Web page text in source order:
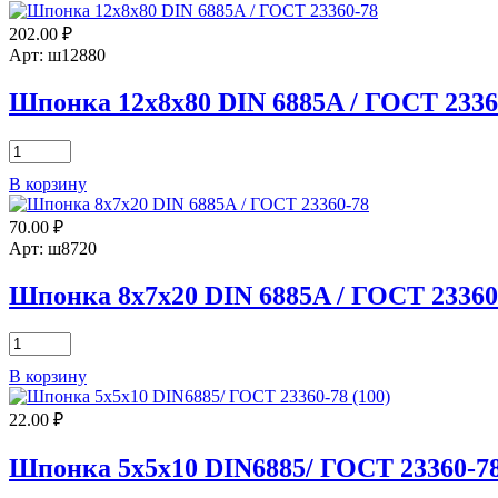
202.00 ₽
Арт: ш12880
Шпонка 12х8х80 DIN 6885A / ГОСТ
Количество
товара
Шпонка
12х8х80
DIN
6885A
ГОСТ
23360-
78
В корзину
70.00 ₽
Арт: ш8720
Шпонка 8х7х20 DIN 6885A / ГОСТ
Количество
товара
Шпонка
8х7х20
DIN
/
ГОСТ
В корзину
22.00 ₽
Шпонка 5х5х10 DIN6885/ ГОСТ 23360-